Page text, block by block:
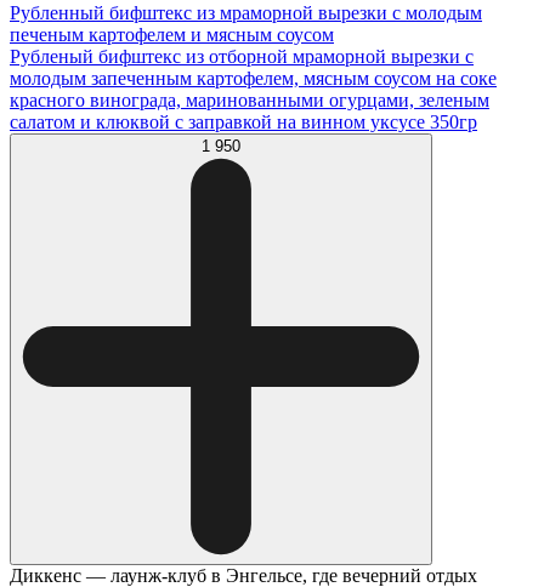
Рубленный бифштекс из мраморной вырезки с молодым
печеным картофелем и мясным соусом
Рубленый бифштекс из отборной мраморной вырезки с
молодым запеченным картофелем, мясным соусом на соке
красного винограда, маринованными огурцами, зеленым
салатом и клюквой с заправкой на винном уксусе 350гр
1 950
Диккенс — лаунж-клуб в Энгельсе, где вечерний отдых